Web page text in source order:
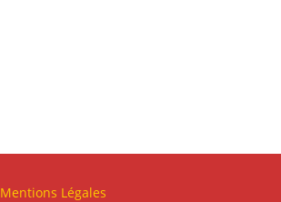
Mentions Légales